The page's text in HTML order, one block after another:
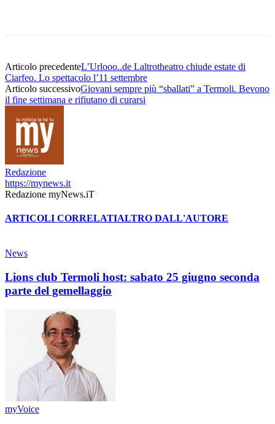
Articolo precedenteL’Urlooo..de Laltrotheatro chiude estate di
Ciarfeo. Lo spettacolo l’11 settembre
Articolo successivoGiovani sempre più “sballati” a Termoli. Bevono
il fine settimana e rifiutano di curarsi
Redazione
https://mynews.it
Redazione myNews.iT
ARTICOLI CORRELATIALTRO DALL'AUTORE
News
Lions club Termoli host: sabato 25 giugno seconda
parte del gemellaggio
myVoice